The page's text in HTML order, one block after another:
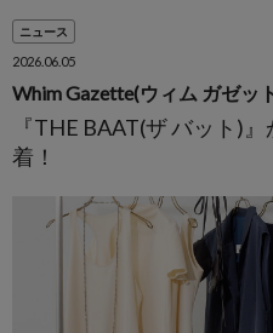
ニュース
2026.06.05
Whim Gazette(ウィム ガゼッ
『THE BAAT(ザ バット)
着！